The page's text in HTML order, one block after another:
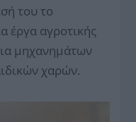
του το
έργα αγροτικής
μηχανημάτων
χαρών.